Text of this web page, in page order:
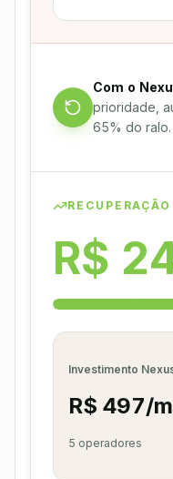
Com o
prioridade,
65% do ralo.
R$
Investimento
R$ 497/
5 operadores